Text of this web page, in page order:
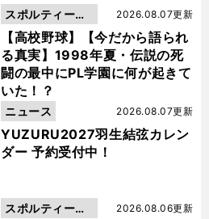
【高校野球】【今だから語られ
る真実】1998年夏・伝説の死
闘の最中にPL学園に何が起きて
いた！？
2026.08.07更新
スポルティーバ
動画
YUZURU2027羽生結弦カレン
ダー 予約受付中！
2026.08.07更新
ニュース
2026.08.06更新
スポルティーバ